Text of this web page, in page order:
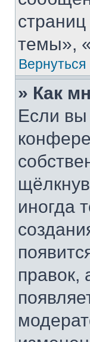
темы»,
Вернуться
» Как
Если вы
иногда
правок,